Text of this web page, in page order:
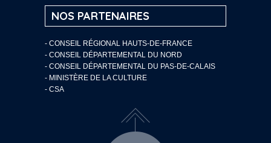
NOS PARTENAIRES
- CONSEIL RÉGIONAL HAUTS-DE-FRANCE
- CONSEIL DÉPARTEMENTAL DU NORD
- CONSEIL DÉPARTEMENTAL DU PAS-DE-CALAIS
- MINISTÈRE DE LA CULTURE
- CSA